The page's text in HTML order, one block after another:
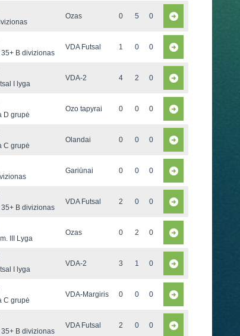
Ozas 0 5 0
B divizionas
VDA Futsal 1 0 0
I lyga
VDA-2 4 2 0
D grupė
Ozo tapyrai 0 0 0
C grupė
Olandai 0 0 0
Gariūnai 0 0 0
B divizionas
VDA Futsal 2 0 0
III Lyga
Ozas 0 2 0
I lyga
VDA-2 3 1 0
C grupė
VDA-Margiris 0 0 0
B divizionas
VDA Futsal 2 0 0